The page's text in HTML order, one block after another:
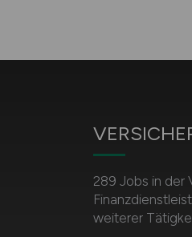
289 Jobs in der
weiterer